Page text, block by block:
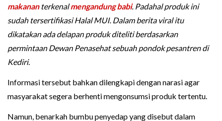
makananterkenalmengandung babi. Padahal produk ini
sudah tersertifikasi Halal MUI. Dalam berita viral itu
dikatakan ada delapan produk diteliti berdasarkan
permintaan Dewan Penasehat sebuah pondok pesantren di
Kediri.
Informasi tersebut bahkan dilengkapi dengan narasi agar
masyarakat segera berhenti mengonsumsi produk tertentu.
Namun, benarkah bumbu penyedap yang disebut dalam